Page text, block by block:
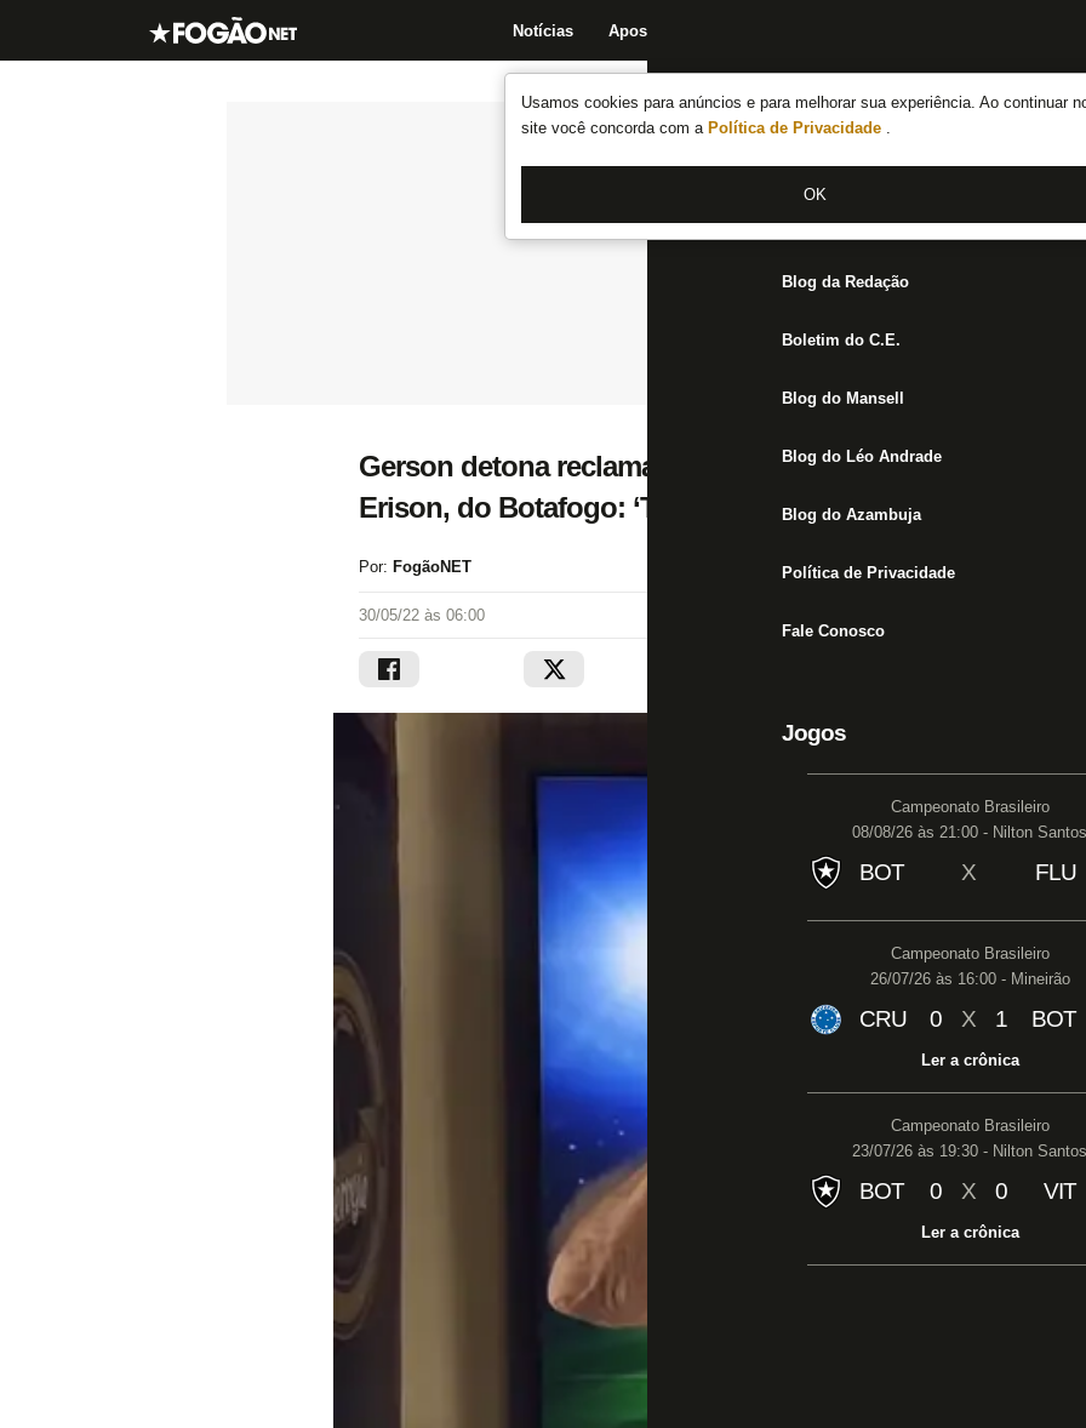
Usamos cookies para anúncios e para melhorar sua experiência. Ao continuar
site você concorda com a Política de Privacidade .
OK
Notícias Apostas
Notícias do Botafogo
Fórum
Jogos
Blog da Redação
Boletim do C.E.
Blog do Mansell
Blog do Léo Andrade
Blog do Azambuja
Política de Privacidade
Fale Conosco
Jogos
Campeonato Brasileiro
08/08/26 às 21:00 - Nilton Santos
BOT X FLU
Campeonato Brasileiro
26/07/26 às 16:00 - Mineirão
CRU 0 X 1 BOT
Ler a crônica
Campeonato Brasileiro
23/07/26 às 19:30 - Nilton Santos
BOT 0 X 0 VIT
Ler a crônica
Gerson detona reclamação do Coritiba sobre falta de fair
Erison, do Botafogo: ‘Tem que parar não, isso tudo é
Por: FogãoNET
30/05/22 às 06:00